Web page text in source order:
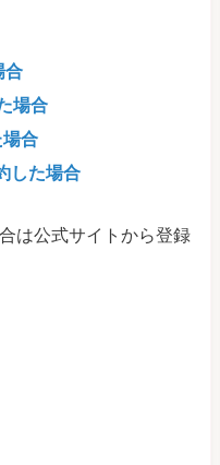
合
場合
合
した場合
は公式サイトから登録